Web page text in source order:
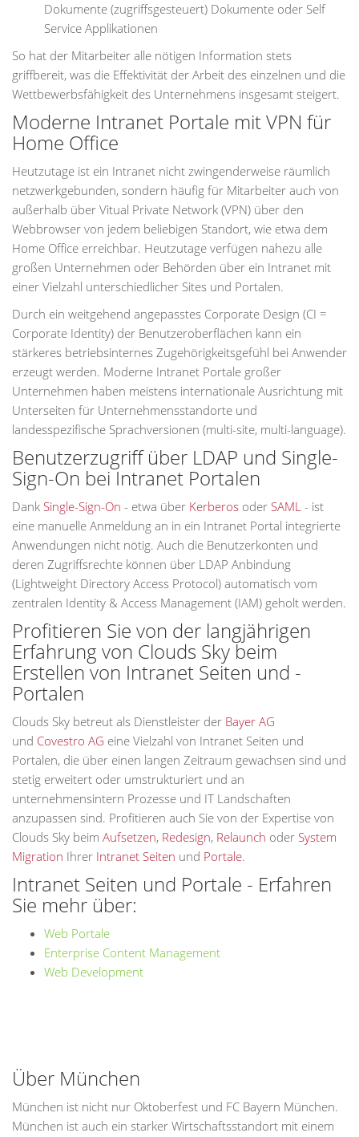
Dokumente (zugriffsgesteuert) Dokumente oder Self
Service Applikationen
So hat der Mitarbeiter alle nötigen Information stets
griffbereit, was die Effektivität der Arbeit des einzelnen und die
Wettbewerbsfähigkeit des Unternehmens insgesamt steigert.
Moderne Intranet Portale mit VPN für
Home Office
Heutzutage ist ein Intranet nicht zwingenderweise räumlich
netzwerkgebunden, sondern häufig für Mitarbeiter auch von
außerhalb über Vitual Private Network (VPN) über den
Webbrowser von jedem beliebigen Standort, wie etwa dem
Home Office erreichbar. Heutzutage verfügen nahezu alle
großen Unternehmen oder Behörden über ein Intranet mit
einer Vielzahl unterschiedlicher Sites und Portalen.
Durch ein weitgehend angepasstes Corporate Design (CI =
Corporate Identity) der Benutzeroberflächen kann ein
stärkeres betriebsinternes Zugehörigkeitsgefühl bei Anwender
erzeugt werden. Moderne Intranet Portale großer
Unternehmen haben meistens internationale Ausrichtung mit
Unterseiten für Unternehmensstandorte und
landesspezifische Sprachversionen (multi-site, multi-language).
Benutzerzugriff über LDAP und Single-
Sign-On bei Intranet Portalen
Dank Single-Sign-On - etwa über Kerberos oder SAML - ist
eine manuelle Anmeldung an in ein Intranet Portal integrierte
Anwendungen nicht nötig. Auch die Benutzerkonten und
deren Zugriffsrechte können über LDAP Anbindung
(Lightweight Directory Access Protocol) automatisch vom
zentralen Identity & Access Management (IAM) geholt werden.
Profitieren Sie von der langjährigen
Erfahrung von Clouds Sky beim
Erstellen von Intranet Seiten und -
Portalen
Clouds Sky betreut als Dienstleister der Bayer AG
und Covestro AG eine Vielzahl von Intranet Seiten und
Portalen, die über einen langen Zeitraum gewachsen sind und
stetig erweitert oder umstrukturiert und an
unternehmensintern Prozesse und IT Landschaften
anzupassen sind. Profitieren auch Sie von der Expertise von
Clouds Sky beim Aufsetzen, Redesign, Relaunch oder System
Migration Ihrer Intranet Seiten und Portale.
Intranet Seiten und Portale - Erfahren
Sie mehr über:
Web Portale
Enterprise Content Management
Web Development
Über München
München ist nicht nur Oktoberfest und FC Bayern München.
München ist auch ein starker Wirtschaftsstandort mit einem